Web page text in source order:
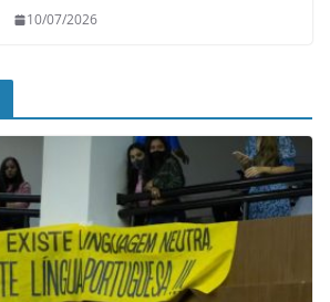
10/07/2026